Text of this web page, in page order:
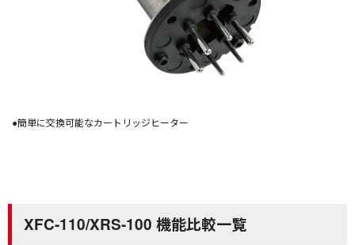
●簡単に交換可能なカートリッジヒーター
XFC-110/XRS-100 機能比較一覧